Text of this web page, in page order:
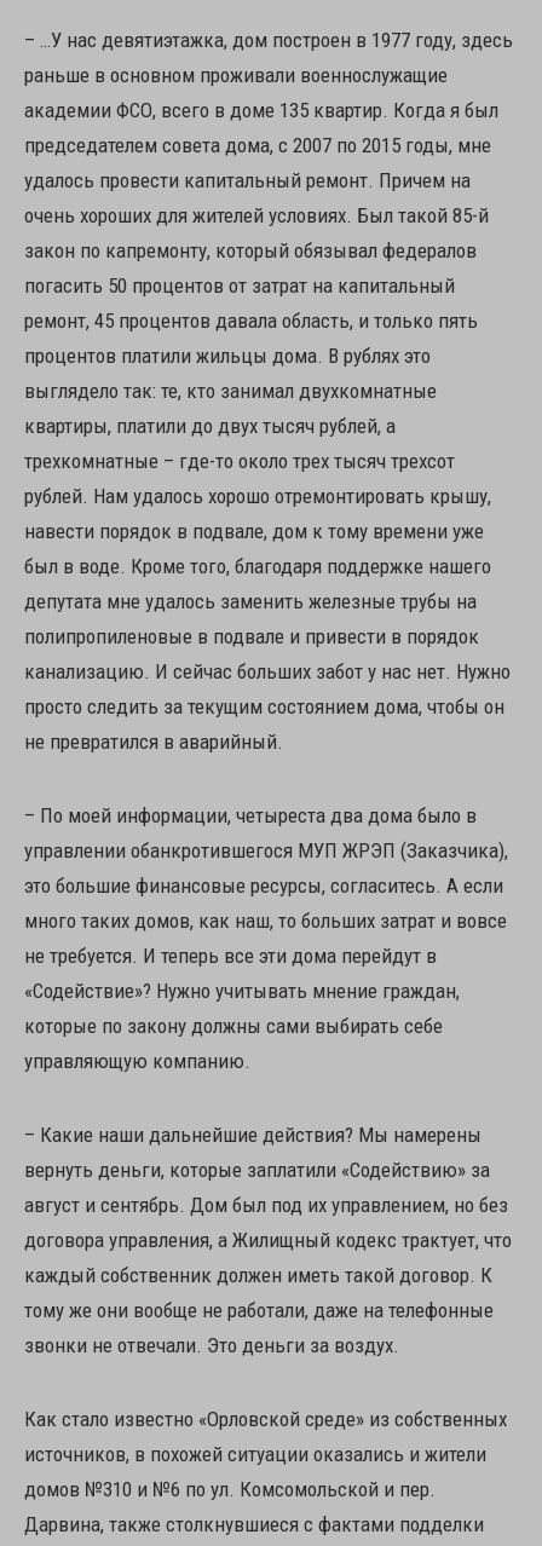
– …У нас девятиэтажка, дом построен в 1977 году, здесь
раньше в основном проживали военнослужащие
академии ФСО, всего в доме 135 квартир. Когда я был
председателем совета дома, с 2007 по 2015 годы, мне
удалось провести капитальный ремонт. Причем на
очень хороших для жителей условиях. Был такой 85-й
закон по капремонту, который обязывал федералов
погасить 50 процентов от затрат на капитальный
ремонт, 45 процентов давала область, и только пять
процентов платили жильцы дома. В рублях это
выглядело так: те, кто занимал двухкомнатные
квартиры, платили до двух тысяч рублей, а
трехкомнатные – где-то около трех тысяч трехсот
рублей. Нам удалось хорошо отремонтировать крышу,
навести порядок в подвале, дом к тому времени уже
был в воде. Кроме того, благодаря поддержке нашего
депутата мне удалось заменить железные трубы на
полипропиленовые в подвале и привести в порядок
канализацию. И сейчас больших забот у нас нет. Нужно
просто следить за текущим состоянием дома, чтобы он
не превратился в аварийный.
– По моей информации, четыреста два дома было в
управлении обанкротившегося МУП ЖРЭП (Заказчика),
это большие финансовые ресурсы, согласитесь. А если
много таких домов, как наш, то больших затрат и вовсе
не требуется. И теперь все эти дома перейдут в
«Содействие»? Нужно учитывать мнение граждан,
которые по закону должны сами выбирать себе
управляющую компанию.
– Какие наши дальнейшие действия? Мы намерены
вернуть деньги, которые заплатили «Содействию» за
август и сентябрь. Дом был под их управлением, но без
договора управления, а Жилищный кодекс трактует, что
каждый собственник должен иметь такой договор. К
тому же они вообще не работали, даже на телефонные
звонки не отвечали. Это деньги за воздух.
Как стало известно «Орловской среде» из собственных
источников, в похожей ситуации оказались и жители
домов №310 и №6 по ул. Комсомольской и пер.
Дарвина, также столкнувшиеся с фактами подделки